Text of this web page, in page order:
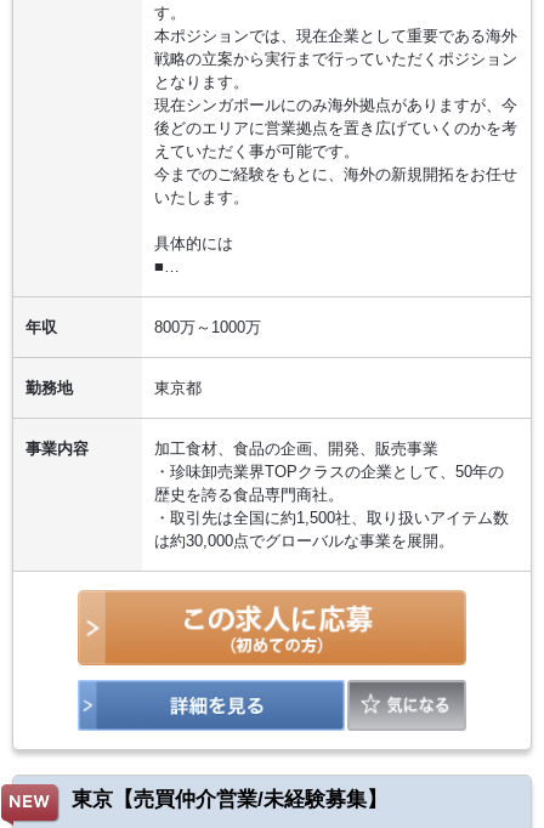
す。
本ポジションでは、現在企業として重要である海外
戦略の立案から実行まで行っていただくポジション
となります。
現在シンガポールにのみ海外拠点がありますが、今
後どのエリアに営業拠点を置き広げていくのかを考
えていただく事が可能です。
今までのご経験をもとに、海外の新規開拓をお任せ
いたします。
具体的には
■…
年収 800万～1000万
勤務地 東京都
事業内容
加工食材、食品の企画、開発、販売事業
・珍味卸売業界TOPクラスの企業として、50年の
歴史を誇る食品専門商社。
・取引先は全国に約1,500社、取り扱いアイテム数
は約30,000点でグローバルな事業を展開。
東京【売買仲介営業/未経験募集】